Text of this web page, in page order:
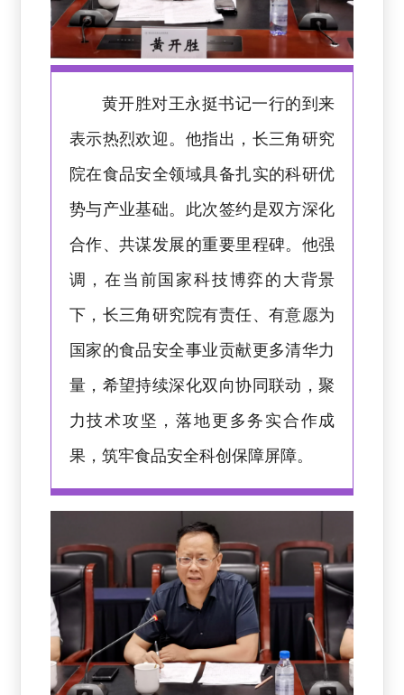
黄开胜对王永挺书记一行的到来
表示热烈欢迎。他指出，长三角研究
院在食品安全领域具备扎实的科研优
势与产业基础。此次签约是双方深化
合作、共谋发展的重要里程碑。他强
调，在当前国家科技博弈的大背景
下，长三角研究院有责任、有意愿为
国家的食品安全事业贡献更多清华力
量，希望持续深化双向协同联动，聚
力技术攻坚，落地更多务实合作成
果，筑牢食品安全科创保障屏障。